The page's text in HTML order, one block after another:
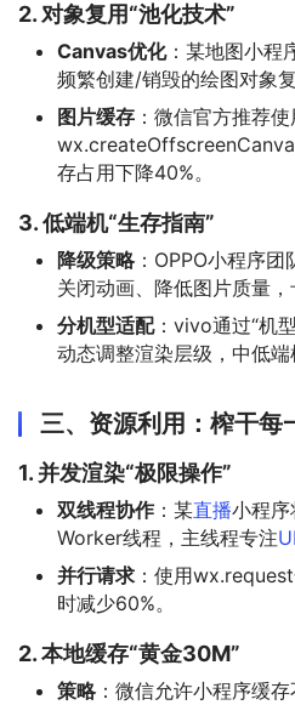
2. 对象复用“池化技术”
Canvas优化：某地图小程
频繁创建/销毁的绘图对象
图片缓存 ：微信官方推荐使
存占用下降40%。
3. 低端机“生存指南”
降级策略：OPPO小程序团
关闭动画、降低图片质量，
分机型适配：vivo通过“机
动态调整渲染层级，中低端
三、资源利用：榨干每
1. 并发渲染“极限操作”
双线程协作：某直播小程序
Worker线程，主线程专注UI
并行请求 ：使用
时减少60%。
2. 本地缓存“黄金30M”
策略：微信允许小程序缓